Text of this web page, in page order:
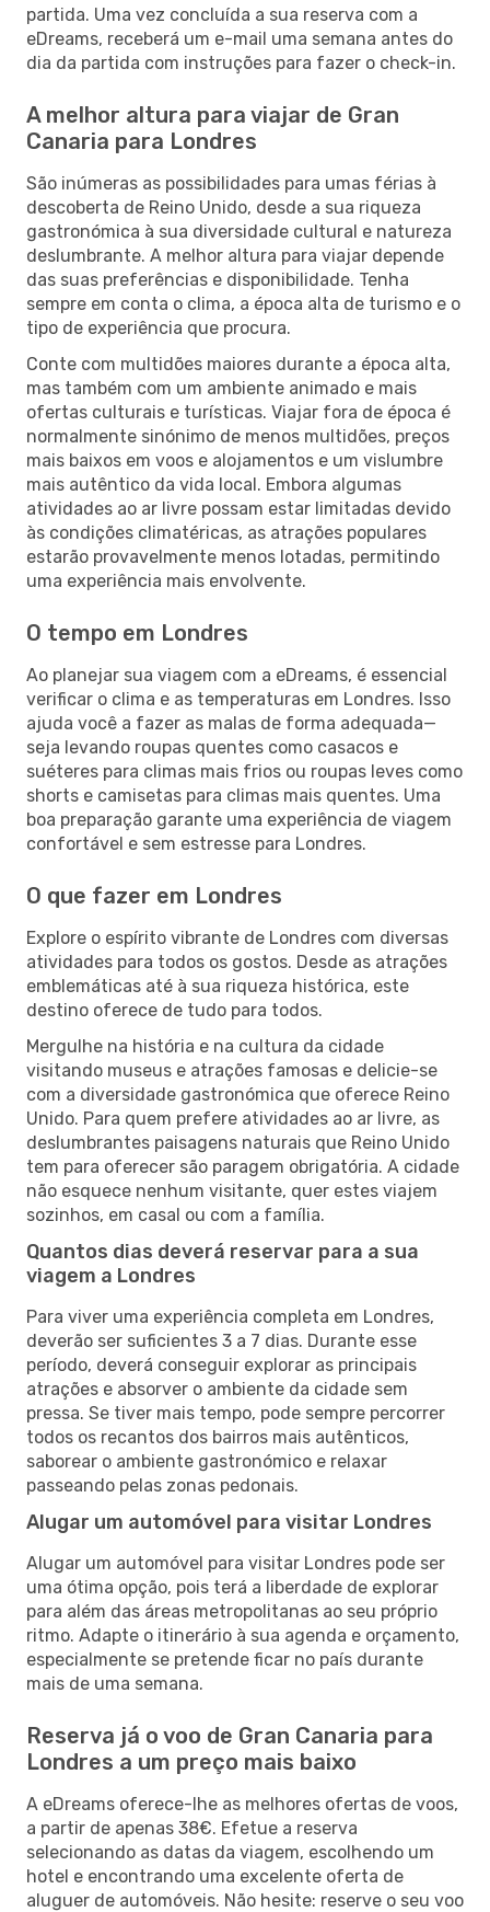
partida. Uma vez concluída a sua reserva com a
eDreams, receberá um e-mail uma semana antes do
dia da partida com instruções para fazer o check-in.
A melhor altura para viajar de Gran
Canaria para Londres
São inúmeras as possibilidades para umas férias à
descoberta de Reino Unido, desde a sua riqueza
gastronómica à sua diversidade cultural e natureza
deslumbrante. A melhor altura para viajar depende
das suas preferências e disponibilidade. Tenha
sempre em conta o clima, a época alta de turismo e o
tipo de experiência que procura.
Conte com multidões maiores durante a época alta,
mas também com um ambiente animado e mais
ofertas culturais e turísticas. Viajar fora de época é
normalmente sinónimo de menos multidões, preços
mais baixos em voos e alojamentos e um vislumbre
mais autêntico da vida local. Embora algumas
atividades ao ar livre possam estar limitadas devido
às condições climatéricas, as atrações populares
estarão provavelmente menos lotadas, permitindo
uma experiência mais envolvente.
O tempo em Londres
Ao planejar sua viagem com a eDreams, é essencial
verificar o clima e as temperaturas em Londres. Isso
ajuda você a fazer as malas de forma adequada—
seja levando roupas quentes como casacos e
suéteres para climas mais frios ou roupas leves como
shorts e camisetas para climas mais quentes. Uma
boa preparação garante uma experiência de viagem
confortável e sem estresse para Londres.
O que fazer em Londres
Explore o espírito vibrante de Londres com diversas
atividades para todos os gostos. Desde as atrações
emblemáticas até à sua riqueza histórica, este
destino oferece de tudo para todos.
Mergulhe na história e na cultura da cidade
visitando museus e atrações famosas e delicie-se
com a diversidade gastronómica que oferece Reino
Unido. Para quem prefere atividades ao ar livre, as
deslumbrantes paisagens naturais que Reino Unido
tem para oferecer são paragem obrigatória. A cidade
não esquece nenhum visitante, quer estes viajem
sozinhos, em casal ou com a família.
Quantos dias deverá reservar para a sua
viagem a Londres
Para viver uma experiência completa em Londres,
deverão ser suficientes 3 a 7 dias. Durante esse
período, deverá conseguir explorar as principais
atrações e absorver o ambiente da cidade sem
pressa. Se tiver mais tempo, pode sempre percorrer
todos os recantos dos bairros mais autênticos,
saborear o ambiente gastronómico e relaxar
passeando pelas zonas pedonais.
Alugar um automóvel para visitar Londres
Alugar um automóvel para visitar Londres pode ser
uma ótima opção, pois terá a liberdade de explorar
para além das áreas metropolitanas ao seu próprio
ritmo. Adapte o itinerário à sua agenda e orçamento,
especialmente se pretende ficar no país durante
mais de uma semana.
Reserva já o voo de Gran Canaria para
Londres a um preço mais baixo
A eDreams oferece-lhe as melhores ofertas de voos,
a partir de apenas 38€. Efetue a reserva
selecionando as datas da viagem, escolhendo um
hotel e encontrando uma excelente oferta de
aluguer de automóveis. Não hesite: reserve o seu voo